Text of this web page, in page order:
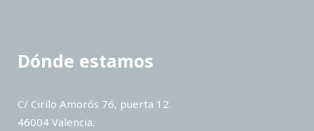
Dónde estamos
C/ Cirilo Amorós 76, puerta 12.
46004 Valencia.